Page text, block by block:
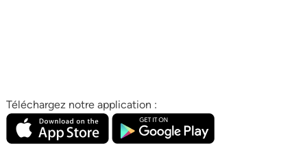
Téléchargez notre application :